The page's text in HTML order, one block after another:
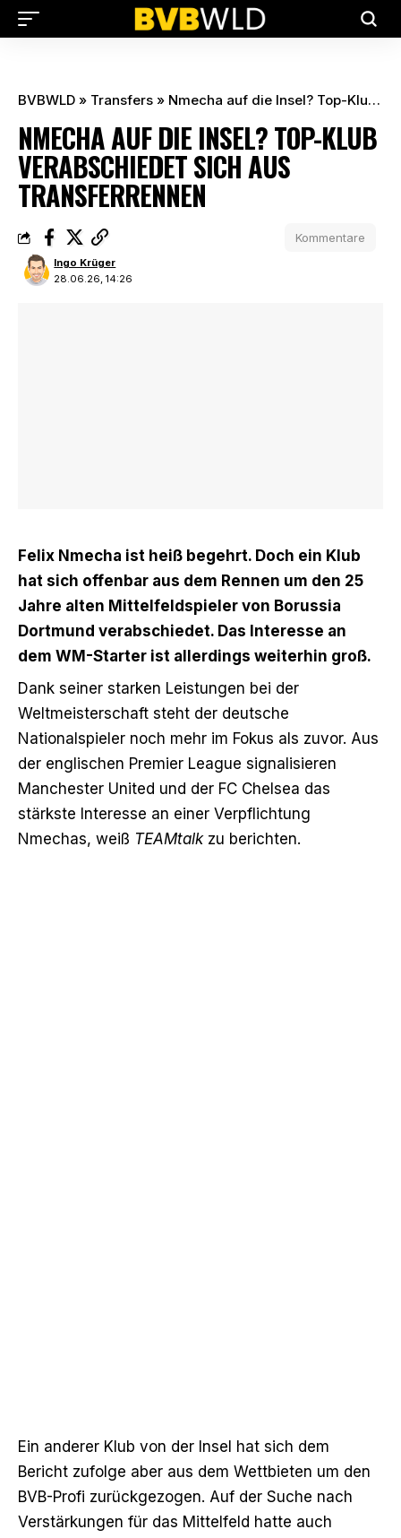
BVBWLD » Transfers » Nmecha auf die Insel? Top-Klub verabschiedet sich aus Transferrennen
NMECHA AUF DIE INSEL? TOP-KLUB
VERABSCHIEDET SICH AUS
TRANSFERRENNEN
28.06.26, 14:26
Ingo Krüger
Kommentare
Felix Nmecha ist heiß begehrt. Doch ein Klub
hat sich offenbar aus dem Rennen um den 25
Jahre alten Mittelfeldspieler von Borussia
Dortmund verabschiedet. Das Interesse an
dem WM-Starter ist allerdings weiterhin groß.
Dank seiner starken Leistungen bei der
Weltmeisterschaft steht der deutsche
Nationalspieler noch mehr im Fokus als zuvor. Aus
der englischen Premier League signalisieren
Manchester United und der FC Chelsea das
stärkste Interesse an einer Verpflichtung
Nmechas, weiß TEAMtalkzu berichten.
Ein anderer Klub von der Insel hat sich dem
Bericht zufolge aber aus dem Wettbieten um den
BVB-Profi zurückgezogen. Auf der Suche nach
Verstärkungen für das Mittelfeld hatte auch